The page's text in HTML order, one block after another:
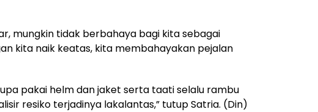
mungkin tidak berbahaya bagi kita sebagai
kita naik keatas, kita membahayakan pejalan
pakai helm dan jaket serta taati selalu rambu
resiko terjadinya lakalantas,” tutup Satria. (Din)